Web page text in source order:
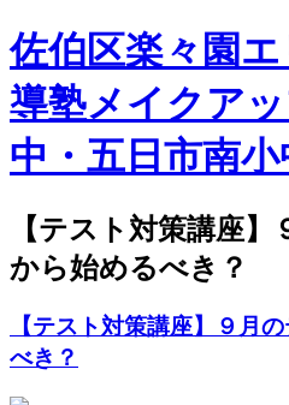
佐伯区楽々園
導塾メイクア
中・五日市南
【テスト対策講座
から始めるべき？
【テスト対策講座】９月
べき？